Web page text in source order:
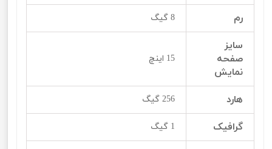
رم 8 گیگ
سایز
صفحه
نمایش
15 اینچ
هارد 256 گیگ
گرافیک 1 گیگ